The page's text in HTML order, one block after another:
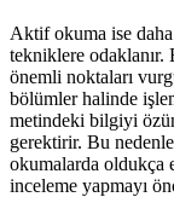
Aktif okuma ise daha
tekniklere
önemli noktaları
bölümler halinde
metindeki bilgiyi
gerektirir. Bu
okumalarda oldukça
inceleme yapmayı